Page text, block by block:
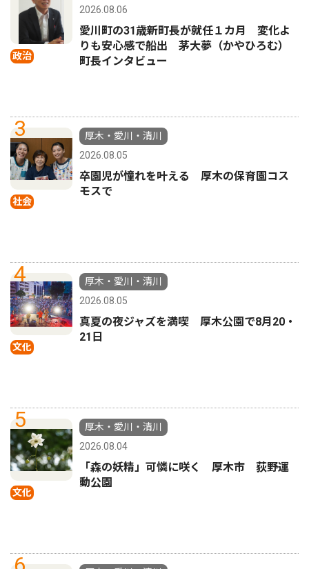
政治
2026.08.06
愛川町の31歳新町長が就任１カ月 変化よ
りも安心感で船出 茅大夢（かやひろむ）
町長インタビュー
3
社会
厚木・愛川・清川
2026.08.05
卒園児が憧れを叶える 厚木の保育園コス
モスで
4
文化
厚木・愛川・清川
2026.08.05
真夏の夜ジャズを満喫 厚木公園で8月20・
21日
5
文化
厚木・愛川・清川
2026.08.04
「森の妖精」可憐に咲く 厚木市 荻野運
動公園